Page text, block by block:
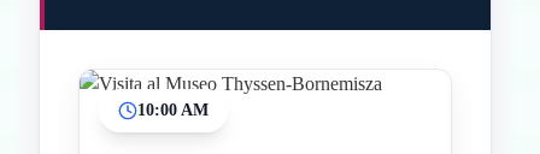
10:00 AM